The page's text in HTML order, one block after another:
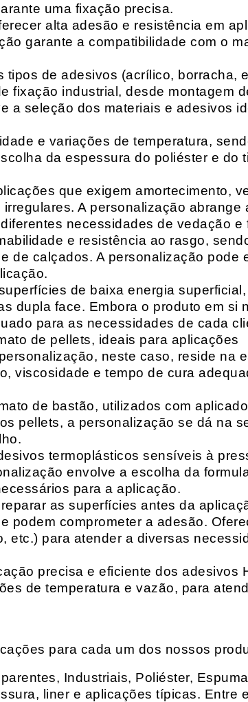
uma fixação precisa.
alta adesão e resistência em
garante a compatibilidade com o
tipos de adesivos (acrílico, borracha,
fixação industrial, desde montagem
a seleção dos materiais e adesivos
e variações de temperatura,
da espessura do poliéster e do
que exigem amortecimento,
A personalização abrange
necessidades de vedação e
e resistência ao rasgo,
de calçados. A personalização pode
de baixa energia
dupla face. Embora o produto em si
para as necessidades de cada
de pellets, ideais para aplicações
neste caso, reside na
viscosidade e tempo de cura
de bastão, utilizados com
pellets, a personalização se dá na
termoplásticos sensíveis à
envolve a escolha da
para a aplicação.
as superfícies antes da
podem comprometer a adesão.
etc.) para atender a diversas
precisa e eficiente dos adesivos
de temperatura e vazão, para
para cada um dos nossos
Industriais, Poliéster,
liner e aplicações típicas. Entre